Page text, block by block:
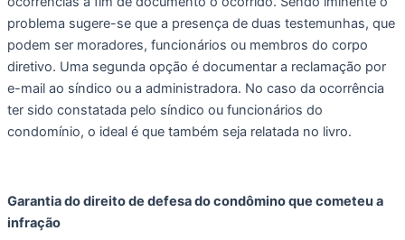
problema sugere-se que a presença de duas testemunhas, que
podem ser moradores, funcionários ou membros do corpo
diretivo. Uma segunda opção é documentar a reclamação por
e-mail ao síndico ou a administradora. No caso da ocorrência
ter sido constatada pelo síndico ou funcionários do
condomínio, o ideal é que também seja relatada no livro.
Garantia do direito de defesa do condômino que cometeu a
infração